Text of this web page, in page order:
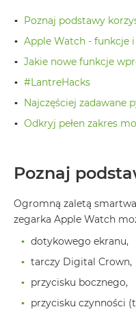
M4
MacBook
M3
Air
M2
13
Air
15
Według
koloru
MacBook
Błękitny
Poznaj podstawy
Apple Watch - funkcje
Jakie nowe funkcje
#LantreHacks
Najczęściej zadawane
Odkryj pełen zakres
Poznaj
Ogromną zaletą
zegarka Apple Watch
dotykowego ekranu,
tarczy Digital Crown,
przycisku bocznego,
przycisku czynności